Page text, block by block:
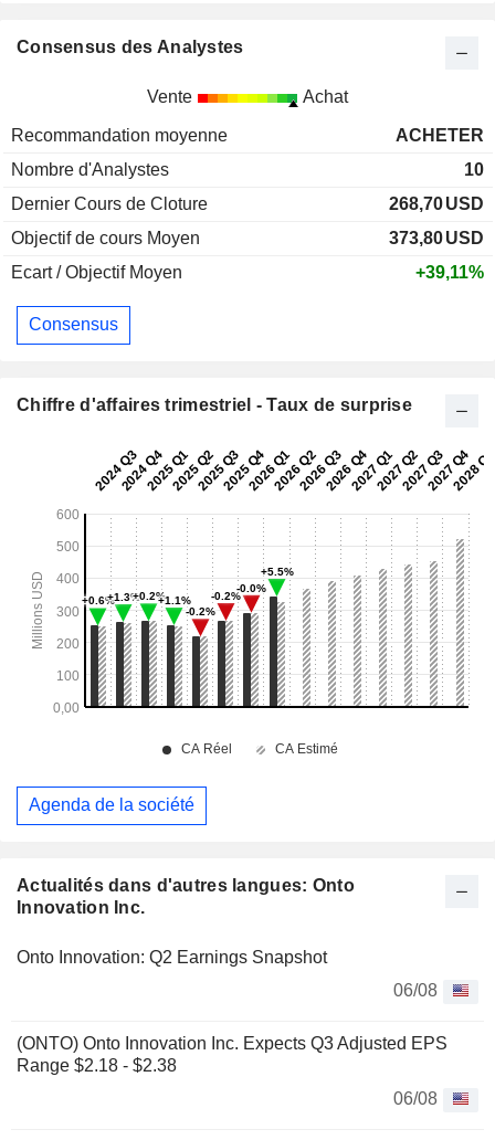
Actualités dans d'autres langues: Onto
Innovation Inc.
Onto Innovation: Q2 Earnings Snapshot
06/08
(ONTO) Onto Innovation Inc. Expects Q3 Adjusted EPS
Range $2.18 - $2.38
06/08
Consensus des Analystes
Vente Achat
Recommandation moyenne
ACHETER
Nombre d'Analystes
10
Dernier Cours de Cloture
268,70USD
Objectif de cours Moyen
373,80USD
Ecart / Objectif Moyen
+39,11%
Consensus
Chiffre d'affaires trimestriel - Taux de surprise
Agenda de la société